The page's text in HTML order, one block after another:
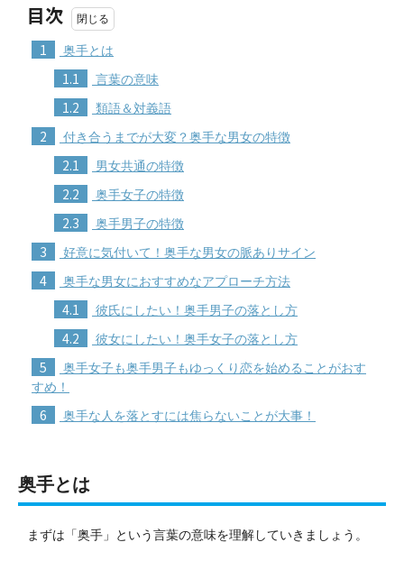
目次
1 奥手とは
1.1 言葉の意味
1.2 類語＆対義語
2 付き合うまでが大変？奥手な男女の特徴
2.1 男女共通の特徴
2.2 奥手女子の特徴
2.3 奥手男子の特徴
3 好意に気付いて！奥手な男女の脈ありサイン
4 奥手な男女におすすめなアプローチ方法
4.1 彼氏にしたい！奥手男子の落とし方
4.2 彼女にしたい！奥手女子の落とし方
5
奥手女子も奥手男子もゆっくり恋を始めることがおす
すめ！
6 奥手な人を落とすには焦らないことが大事！
奥手とは
まずは「奥手」という言葉の意味を理解していきましょう。